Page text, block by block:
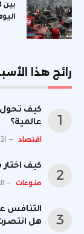
بين
رائج هذا
كيف تحول
عالمية؟
اقتصاد
كيف
منوعات
التنافس
هل